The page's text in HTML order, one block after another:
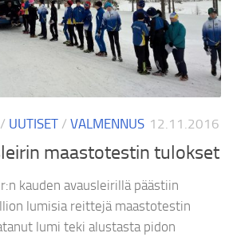
/ UUTISET / VALMENNUS 12.11.2016
maastotestin tulokset
kauden avausleirillä päästiin
lumisia reittejä maastotestin
lumi teki alustasta pidon